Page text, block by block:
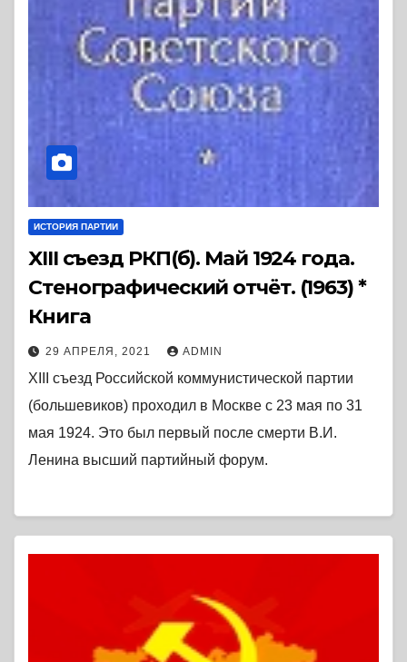
ИСТОРИЯ ПАРТИИ
XIII съезд РКП(б). Май 1924 года.
Стенографический отчёт. (1963) *
Книга
29 АПРЕЛЯ, 2021 ADMIN
XIII съезд Российской коммунистической партии
(большевиков) проходил в Москве с 23 мая по 31
мая 1924. Это был первый после смерти В.И.
Ленина высший партийный форум.